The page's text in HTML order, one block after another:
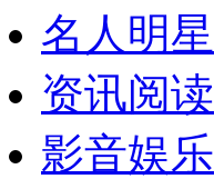
名人明星
资讯阅读
影音娱乐